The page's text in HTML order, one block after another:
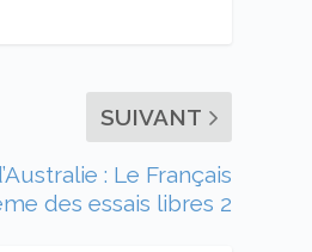
SUIVANT
: Le Français
des essais libres 2